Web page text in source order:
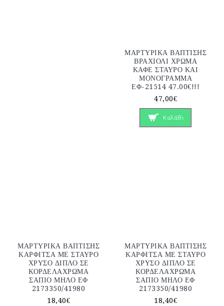
ΜΑΡΤΥΡΙΚΑ ΒΑΠΤΙΣΗΣ
ΒΡΑΧΙΟΛΙ ΧΡΩΜΑ
ΚΑΦΕ ΣΤΑΥΡΟ ΚΑΙ
ΜΟΝΟΓΡΑΜΜΑ
ΕΦ-21514 47.00€!!!
47,00€
Καλάθι
ΜΑΡΤΥΡΙΚΑ ΒΑΠΤΙΣΗΣ
ΚΑΡΦΙΤΣΑ ΜΕ ΣΤΑΥΡΟ
ΧΡΥΣΟ ΔΙΠΛΟ ΣΕ
ΚΟΡΔΕΛΑΧΡΩΜΑ
ΣΑΠΙΟ ΜΗΛΟ ΕΦ
2173350/41980
18,40€
ΜΑΡΤΥΡΙΚΑ ΒΑΠΤΙΣΗΣ
ΚΑΡΦΙΤΣΑ ΜΕ ΣΤΑΥΡΟ
ΧΡΥΣΟ ΔΙΠΛΟ ΣΕ
ΚΟΡΔΕΛΑΧΡΩΜΑ
ΣΑΠΙΟ ΜΗΛΟ ΕΦ
2173350/41980
18,40€